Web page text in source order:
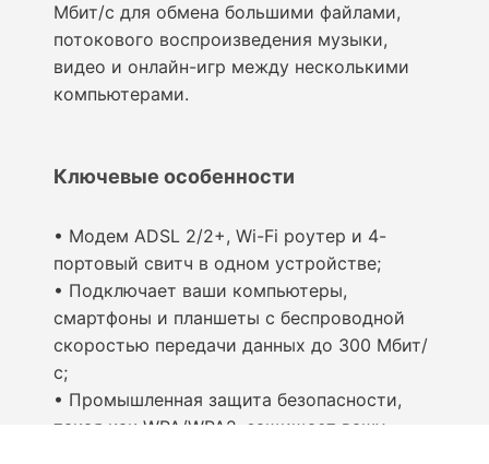
Мбит/с для обмена большими файлами,
потокового воспроизведения музыки,
видео и онлайн-игр между несколькими
компьютерами.
Ключевые особенности
• Модем ADSL 2/2+, Wi-Fi роутер и 4-
портовый свитч в одном устройстве;
• Подключает ваши компьютеры,
смартфоны и планшеты с беспроводной
скоростью передачи данных до 300 Мбит/
с;
• Промышленная защита безопасности,
такая как WPA/WPA2, защищает вашу